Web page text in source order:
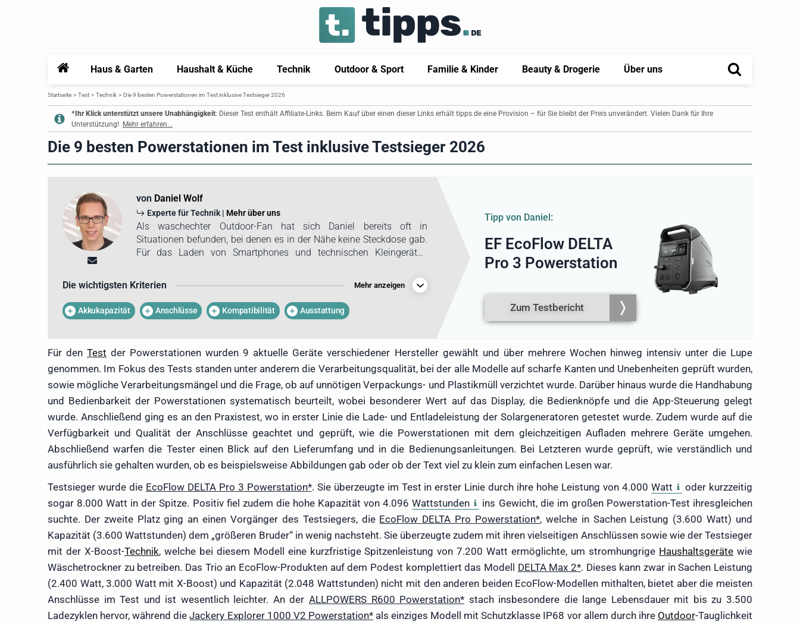
HomeHaus & Garten Haushalt & Küche Technik Outdoor & Sport Familie & Kinder Beauty & Drogerie Über uns
Startseite Test Technik Die 9 besten Powerstationen im Test inklusive Testsieger 2026
*Ihr Klick unterstützt unsere Unabhängigkeit: Dieser Test enthält Affiliate-Links. Beim Kauf über einen dieser Links erhält tipps.de eine Provision – für Sie bleibt der Preis unverändert. Vielen Dank für Ihre
Unterstützung! Mehr erfahren...
Die 9 besten Powerstationen im Test inklusive Testsieger 2026
von Daniel Wolf
Experte für Technik | Mehr über uns
Als waschechter Outdoor-Fan hat sich Daniel bereits oft in
Situationen befunden, bei denen es in der Nähe keine Steckdose gab.
Für das Laden von Smartphones und technischen Kleingeräten
Camping wird aber mehr Leistung benötigt. Hier kommen die
Powerstationen ins Spiel, bei denen es von Modell zu Modell teils
drastische Unterschiede gibt. Aufgrund seiner langjährigen Erfahrung
mit Solargeneratoren hat Daniel beschlossen, einen detaillierten Test
zusammen mit Tipps und Tricks in den folgenden Zeilen weiter.
Die wichtigsten Kriterien Mehr anzeigen
Akkukapazität Anschlüsse Kompatibilität Ausstattung
Tipp von Daniel:
EF EcoFlow DELTA
Pro 3 Powerstation
Zum Testbericht
Für denTest der Powerstationen wurden 9 aktuelle Geräte verschiedener Hersteller gewählt und über mehrere Wochen hinweg intensiv unter die Lupe
genommen. Im Fokus des Tests standen unter anderem die Verarbeitungsqualität, bei der alle Modelle auf scharfe Kanten und Unebenheiten geprüft wurden,
sowie mögliche Verarbeitungsmängel und die Frage, ob auf unnötigen Verpackungs- und Plastikmüll verzichtet wurde. Darüber hinaus wurde die Handhabung
und Bedienbarkeit der Powerstationen systematisch beurteilt, wobei besonderer Wert auf das Display, die Bedienknöpfe und die App-Steuerung gelegt
wurde. Anschließend ging es an den Praxistest, wo in erster Linie die Lade- und Entladeleistung der Solargeneratoren getestet wurde. Zudem wurde auf die
Verfügbarkeit und Qualität der Anschlüsse geachtet und geprüft, wie die Powerstationen mit dem gleichzeitigen Aufladen mehrere Geräte umgehen.
Abschließend warfen die Tester einen Blick auf den Lieferumfang und in die Bedienungsanleitungen. Bei Letzteren wurde geprüft, wie verständlich und
ausführlich sie gehalten wurden, ob es beispielsweise Abbildungen gab oder ob der Text viel zu klein zum einfachen Lesen war.
Testsieger wurde die EcoFlow DELTA Pro 3 Powerstation . Sie überzeugte im Test in erster Linie durch ihre hohe Leistung von 4.000Watt
oder kurzzeitig
sogar 8.000 Watt in der Spitze. Positiv fiel zudem die hohe Kapazität von 4.096Wattstunden
ins Gewicht, die im großen Powerstation-Test ihresgleichen
suchte. Der zweite Platz ging an einen Vorgänger des Testsiegers, die EcoFlow DELTA Pro Powerstation , welche in Sachen Leistung (3.600 Watt) und
Kapazität (3.600 Wattstunden) dem „größeren Bruder“ in wenig nachsteht. Sie überzeugte zudem mit ihren vielseitigen Anschlüssen sowie wie der Testsieger
mit der X-Boost-Technik, welche bei diesem Modell eine kurzfristige Spitzenleistung von 7.200 Watt ermöglichte, um stromhungrige Haushaltsgeräte wie
Wäschetrockner zu betreiben. Das Trio an EcoFlow-Produkten auf dem Podest komplettiert das Modell DELTA Max 2 . Dieses kann zwar in Sachen Leistung
(2.400 Watt, 3.000 Watt mit X-Boost) und Kapazität (2.048 Wattstunden) nicht mit den anderen beiden EcoFlow-Modellen mithalten, bietet aber die meisten
Anschlüsse im Test und ist wesentlich leichter. An der ALLPOWERS R600 Powerstation
stach insbesondere die lange Lebensdauer mit bis zu 3.500
Ladezyklen hervor, während dieJackery Explorer 1000 V2 Powerstation als einziges Modell mit Schutzklasse IP68 vor allem durch ihre Outdoor-Tauglichkeit